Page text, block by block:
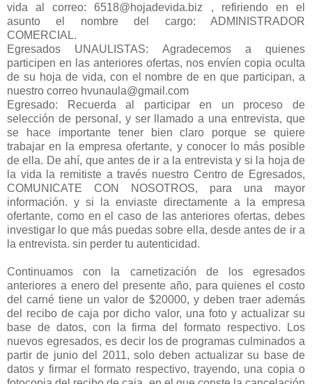
vida al correo: 6518@hojadevida.biz , refiriendo en el
asunto el nombre del cargo: ADMINISTRADOR
COMERCIAL.
Egresados UNAULISTAS: Agradecemos a quienes
participen en las anteriores ofertas, nos envíen copia oculta
de su hoja de vida, con el nombre de en que participan, a
nuestro correo hvunaula@gmail.com
Egresado: Recuerda al participar en un proceso de
selección de personal, y ser llamado a una entrevista, que
se hace importante tener bien claro porque se quiere
trabajar en la empresa ofertante, y conocer lo más posible
de ella. De ahí, que antes de ir a la entrevista y si la hoja de
la vida la remitiste a través nuestro Centro de Egresados,
COMUNICATE CON NOSOTROS, para una mayor
información. y si la enviaste directamente a la empresa
ofertante, como en el caso de las anteriores ofertas, debes
investigar lo que más puedas sobre ella, desde antes de ir a
la entrevista. sin perder tu autenticidad.
Continuamos con la carnetización de los egresados
anteriores a enero del presente año, para quienes el costo
del carné tiene un valor de $20000, y deben traer además
del recibo de caja por dicho valor, una foto y actualizar su
base de datos, con la firma del formato respectivo. Los
nuevos egresados, es decir los de programas culminados a
partir de junio del 2011, solo deben actualizar su base de
datos y firmar el formato respectivo, trayendo, una copia o